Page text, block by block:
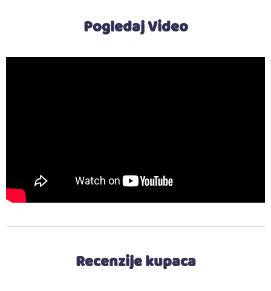
Pogledaj Video
Recenzije kupaca